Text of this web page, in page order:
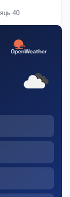
40